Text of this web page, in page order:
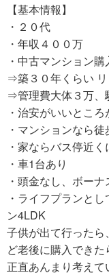
【基本情報】
・２０代
・年収４００万
・中古マンション
⇒築３０年くらい
⇒管理費大体３万、
・治安がいいところ
・マンションなら
・家ならバス停近
・車1台あり
・頭金なし、ボー
・ライフプランと
ン4LDK
子供が出て行った
ど老後に購入できた
正直あんまり考えて